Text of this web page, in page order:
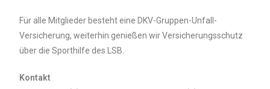
Für alle Mitglieder besteht eine DKV-Gruppen-Unfall-
Versicherung, weiterhin genießen wir Versicherungsschutz
über die Sporthilfe des LSB.
Kontakt